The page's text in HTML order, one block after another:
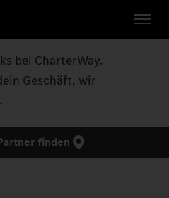
bei CharterWay.
Geschäft, wir
finden